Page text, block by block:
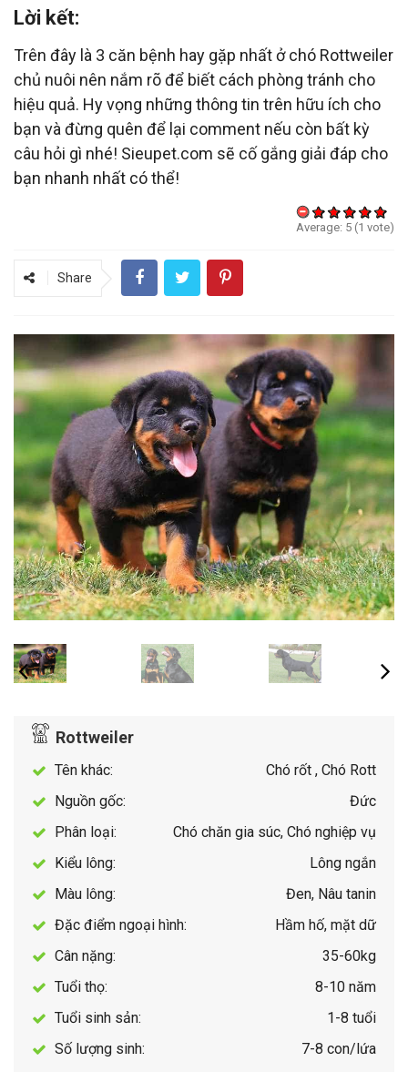
Lời kết:
Trên đây là 3 căn bệnh hay gặp nhất ở chó Rottweiler
chủ nuôi nên nắm rõ để biết cách phòng tránh cho
hiệu quả. Hy vọng những thông tin trên hữu ích cho
bạn và đừng quên để lại comment nếu còn bất kỳ
câu hỏi gì nhé! Sieupet.com sẽ cố gắng giải đáp cho
bạn nhanh nhất có thể!
Average: 5 (1 vote)
Share
Rottweiler
Tên khác:
Chó rốt , Chó Rott
Nguồn gốc:
Đức
Phân loại:
Chó chăn gia súc, Chó nghiệp vụ
Kiểu lông:
Lông ngắn
Màu lông:
Đen, Nâu tanin
Đặc điểm ngoại hình:
Hầm hố, mặt dữ
Cân nặng:
35-60kg
Tuổi thọ:
8-10 năm
Tuổi sinh sản:
1-8 tuổi
Số lượng sinh:
7-8 con/lứa